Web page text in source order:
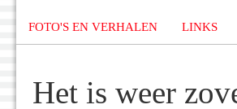
FOTO'S EN VERHALEN LINKS
Het is weer